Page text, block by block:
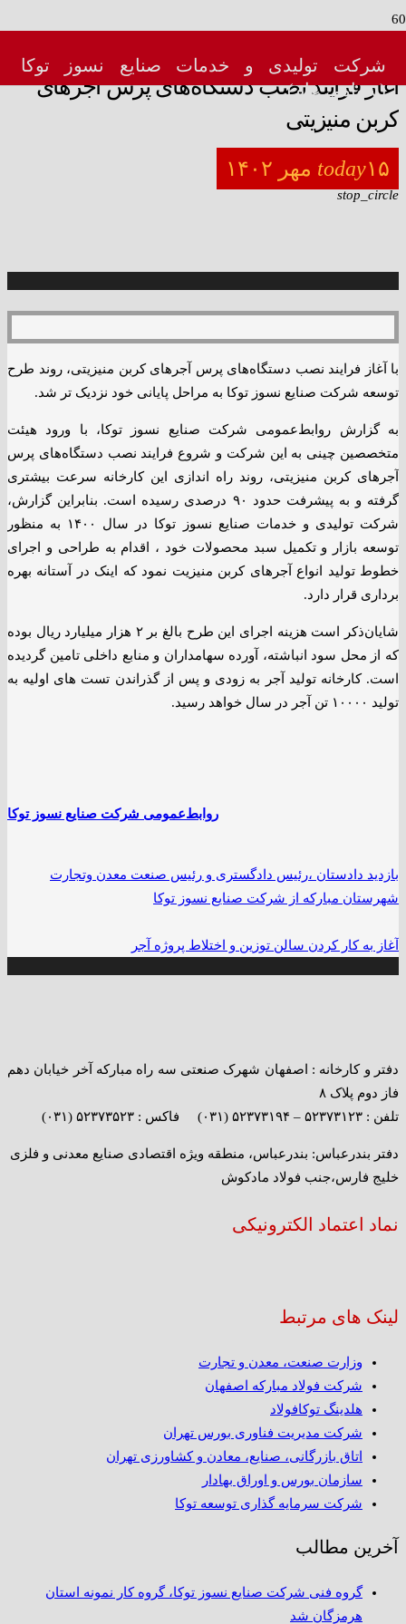
شرکت تولیدی و خدمات صنایع نسوز توکا
(سهامی عام)
آغاز فرایند نصب دستگاه‌های پرس آجرهای
کربن منیزیتی
today۱۵ مهر ۱۴۰۲
stop_circle
با آغاز فرایند نصب دستگاه‌های پرس آجرهای کربن منیزیتی، روند طرح
توسعه شرکت صنایع نسوز توکا به مراحل پایانی خود نزدیک تر شد.
به گزارش روابط‌عمومی شرکت صنایع نسوز توکا، با ورود هیئت
متخصصین چینی به این شرکت و شروع فرایند نصب دستگاه‌های پرس
آجرهای کربن منیزیتی، روند راه اندازی این کارخانه سرعت بیشتری
گرفته و به پیشرفت حدود ۹۰ درصدی رسیده است. بنابراین گزارش،
شرکت تولیدی و خدمات صنایع نسوز توکا در سال ۱۴۰۰ به منظور
توسعه بازار و تکمیل سبد محصولات خود ، اقدام به طراحی و اجرای
خطوط تولید انواع آجرهای کربن منیزیت نمود که اینک در آستانه بهره
برداری قرار دارد.
شایان‌ذکر است هزینه اجرای این طرح بالغ بر ۲ هزار میلیارد ریال بوده
که از محل سود انباشته، آورده سهامداران و منابع داخلی تامین گردیده
است. کارخانه تولید آجر به زودی و پس از گذراندن تست های اولیه به
تولید ۱۰۰۰۰ تن آجر در سال خواهد رسید.
روابط‌عمومی شرکت صنایع نسوز توکا
بازدید دادستان ،رئیس دادگستری و رئیس صنعت معدن وتجارت
شهرستان‌ مبارکه از شرکت صنایع نسوز توکا
آغاز به کار کردن سالن توزین و اختلاط پروژه آجر
دفتر و کارخانه : اصفهان شهرک صنعتی سه راه مبارکه آخر خیابان دهم
فاز دوم پلاک ۸
تلفن : ۵۲۳۷۳۱۲۳ – ۵۲۳۷۳۱۹۴ (۰۳۱) فاکس : ۵۲۳۷۳۵۲۳ (۰۳۱)
دفتر بندرعباس: بندرعباس، منطقه ویژه اقتصادی صنایع معدنی و فلزی
خلیج فارس،جنب فولاد مادکوش
نماد اعتماد الکترونیکی
لینک های مرتبط
وزارت صنعت، معدن و تجارت
شرکت فولاد مبارکه اصفهان
هلدینگ توکافولاد
شرکت مدیریت فناوری بورس تهران
اتاق بازرگانی، صنایع، معادن و کشاورزی تهران
سازمان بورس و اوراق بهادار
شرکت سرمایه گذاری توسعه توکا
آخرین مطالب
گروه فنی شرکت صنایع نسوز توکا، گروه کار نمونه استان
هرمزگان شد